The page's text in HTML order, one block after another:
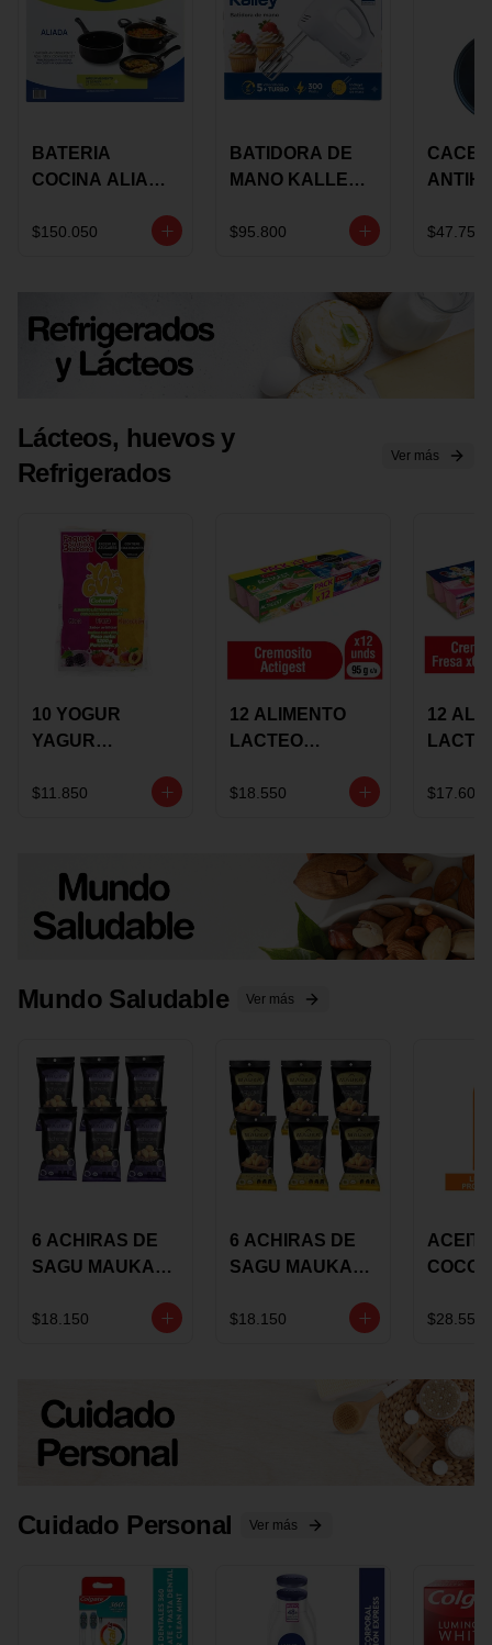
BATERIA
COCINA ALIADA
PIEZAS
$150.050
BATIDORA DE
MANO KALLEY
VELOCIDADES
$95.800
TAPA
$47.750
Lácteos, huevos y
Refrigerados
Ver más
10 YOGUR
YAGUR
150ML SURTIDO
$11.850
12 ALIMENTO
LACTEO
ALQUERIA
$18.550
12
$17.600
Mundo Saludable Ver más
6 ACHIRAS DE
SAGU MAUKA
$18.150
6 ACHIRAS DE
SAGU MAUKA
GRS
$18.150
COCO
150G
$28.550
Cuidado Personal Ver más